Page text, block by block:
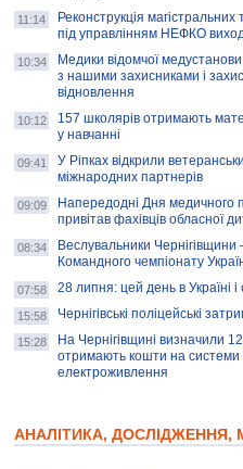
11:14
Реконструкція
під управлінням НЕФКО
10:34
Медики відомчої
з нашими захисниками і
відновлення
10:12
157 школярів отримають
у навчанні
09:41
У Ріпках відкрили
міжнародних партнерів
09:09
Напередодні Дня медичного
привітав фахівців обласної
08:34
Веслувальники
Командного чемпіонату
07:58 28 липня: цей день в Україні і
15:58 Чернігівські поліцейські
15:28
На Чернігівщині визначили 12
отримають кошти на системи
електроживлення
АНАЛІТИКА, ДОСЛІДЖЕННЯ,